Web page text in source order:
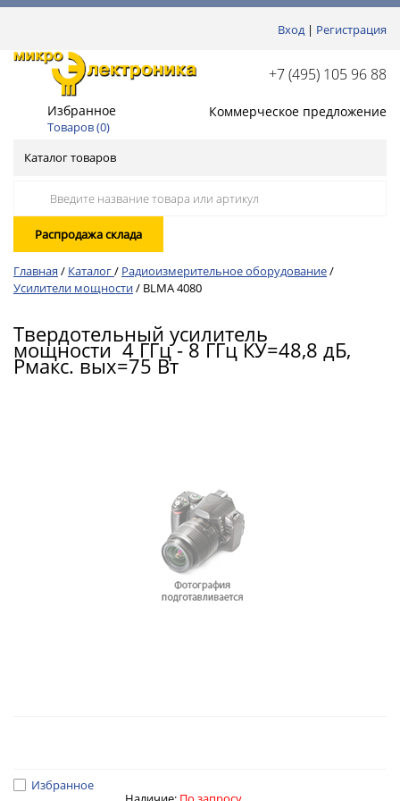
Вход| Регистрация
+7 (495) 105 96 88
Избранное
Товаров (0)
Коммерческое предложение
Каталог товаров
Распродажа склада
Главная / Каталог/ Радиоизмерительное оборудование/
Усилители мощности/ BLMA 4080
Твердотельный усилитель
мощности 4 ГГц - 8 ГГц КУ=48,8 дБ,
Pмакс. вых=75 Вт
Избранное